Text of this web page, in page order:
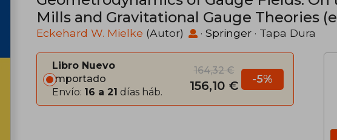
Mills and Gravitational Gauge Theories
Eckehard W. Mielke (Autor) · Springer · Tapa Dura
Libro Nuevo
Importado
Envío: 16 a 21 días háb.
164,32 €
156,10 € -5%